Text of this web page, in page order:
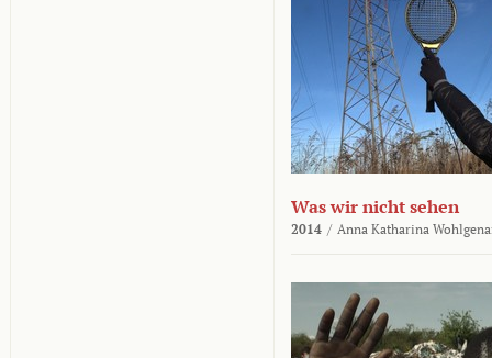
Was wir nicht sehen
2014 / Anna Katharina